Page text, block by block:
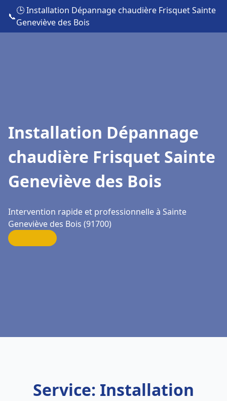
📞
🕒 Installation Dépannage chaudière Frisquet Sainte
Geneviève des Bois
Installation Dépannage
chaudière Frisquet Sainte
Geneviève des Bois
Intervention rapide et professionnelle à Sainte
Geneviève des Bois (91700)
Service: Installation